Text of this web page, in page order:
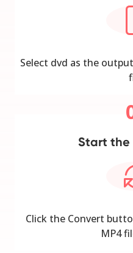
Select dvd as the
Start the
Click the Convert
MP4